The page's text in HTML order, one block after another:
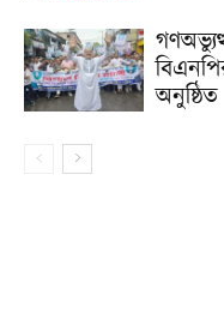
অনুষ্ঠিত